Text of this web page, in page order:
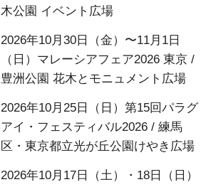
木公園 イベント広場
2026年10月30日（金）〜11月1日
（日）マレーシアフェア2026 東京 /
豊洲公園 花木とモニュメント広場
2026年10月25日（日）第15回パラグ
アイ・フェスティバル2026 / 練馬
区・東京都立光が丘公園けやき広場
2026年10月17日（土）・18日（日）